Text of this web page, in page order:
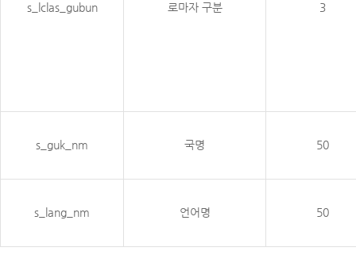
s_lclas_gubun 로마자 구분 3
s_guk_nm 국명 50
s_lang_nm 언어명 50